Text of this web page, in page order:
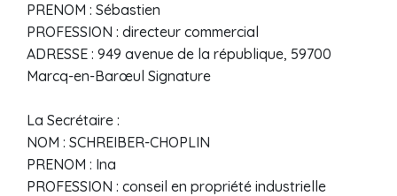
PRENOM : Sébastien
PROFESSION : directeur commercial
ADRESSE : 949 avenue de la république, 59700
Marcq-en-Barœul Signature
La Secrétaire :
NOM : SCHREIBER-CHOPLIN
PRENOM : Ina
PROFESSION : conseil en propriété industrielle